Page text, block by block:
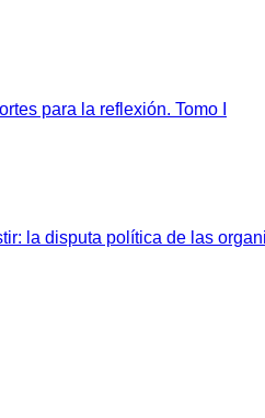
para la reflexión. Tomo I
la disputa política de las